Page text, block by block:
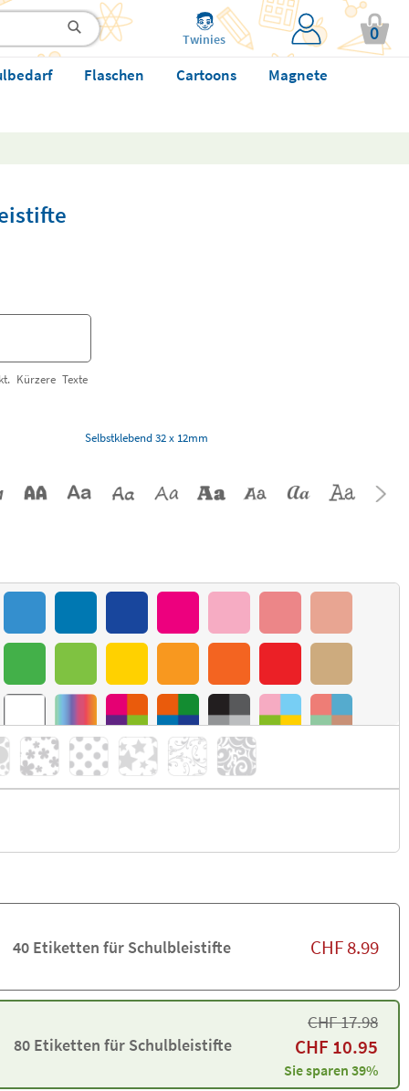
Twinies 0
Flaschen Cartoons Magnete
Kürzere Texte
Selbstklebend 32 x 12mm
40 Etiketten für Schulbleistifte CHF8.99
80 Etiketten für Schulbleistifte
CHF17.98
CHF 10.95
Sie sparen 39%